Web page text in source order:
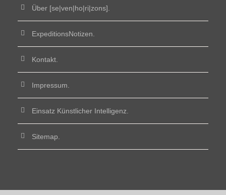
Über [se|ven|ho|ri|zons].
ExpeditionsNotizen.
Kontakt.
Impressum.
Einsatz Künstlicher Intelligenz.
Sitemap.